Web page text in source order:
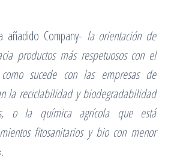
añadido Company- la orientación de
productos más respetuosos con el
sucede con las empresas de
la reciclabilidad y biodegradabilidad
o la química agrícola que está
fitosanitarios y bio con menor